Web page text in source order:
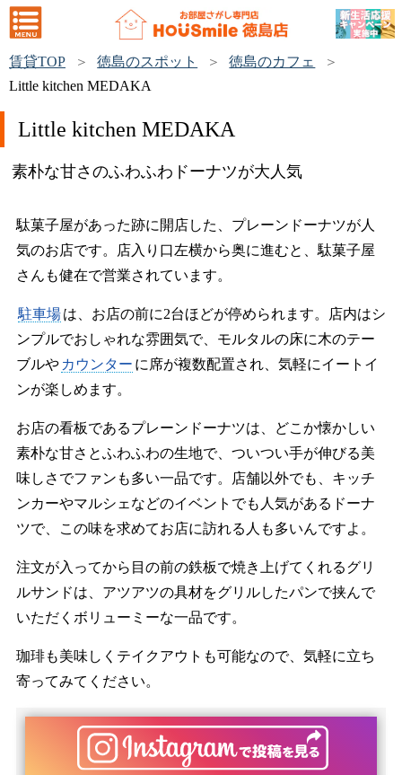
賃貸TOP 徳島のスポット
徳島のカフェ
Little kitchen MEDAKA
Little kitchen MEDAKA
素朴な甘さのふわふわドーナツが大人気
駄菓子屋があった跡に開店した、プレーンドーナツが人
気のお店です。店入り口左横から奥に進むと、駄菓子屋
さんも健在で営業されています。
駐車場は、お店の前に2台ほどが停められます。店内はシ
ンプルでおしゃれな雰囲気で、モルタルの床に木のテー
ブルや カウンター に席が複数配置され、気軽にイートイ
ンが楽しめます。
お店の看板であるプレーンドーナツは、どこか懐かしい
素朴な甘さとふわふわの生地で、ついつい手が伸びる美
味しさでファンも多い一品です。店舗以外でも、キッチ
ンカーやマルシェなどのイベントでも人気があるドーナ
ツで、この味を求めてお店に訪れる人も多いんですよ。
注文が入ってから目の前の鉄板で焼き上げてくれるグリ
ルサンドは、アツアツの具材をグリルしたパンで挟んで
いただくボリューミーな一品です。
珈琲も美味しくテイクアウトも可能なので、気軽に立ち
寄ってみてください。